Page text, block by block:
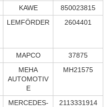
KAWE
850023815
LEMFÖRDER 2604401
MAPCO
37875
MEHA
AUTOMOTIV
E
MH21575
MERCEDES-
2113331914